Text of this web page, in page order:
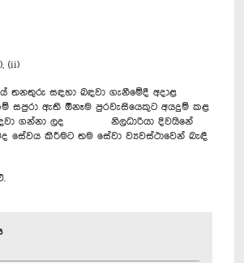
තනතුරු සඳහා බඳවා ගැනීමේදී අදාළ
සපුරා ඇති ඕනෑම පුරවැසියෙකුට අයදුම් කළ
ගන්නා ලද නිලධාරියා දිවයිනේ
සේවය කිරීමට තම සේවා ව්‍යවස්ථාවෙන් බැඳී